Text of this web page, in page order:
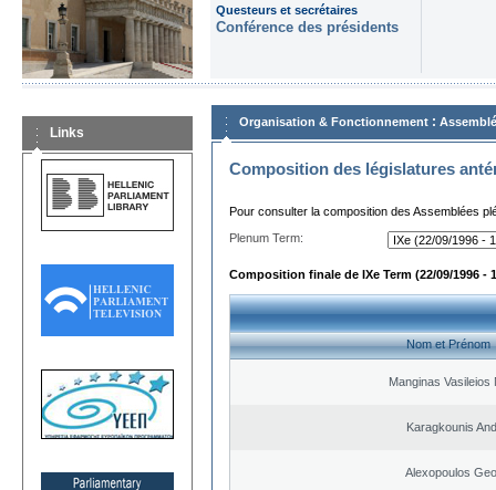
Questeurs et secrétaires
Conférence des présidents
Links
Organisation & Fonctionnement :
Composition des législatures
Pour consulter la composition des Assemblées
Plenum Term:
Composition finale de IXe Term (22/09/1996 -
Nom et Prénom
Manginas Vasileios
Karagkounis
Alexopoulos